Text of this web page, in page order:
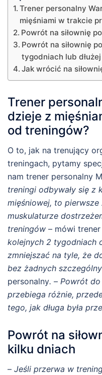
Trener personalny
mięśniami w trakcie
Powrót na siłownię
Powrót na siłownię
tygodniach lub dłużej
Jak wrócić na
Trener
dzieje z
od treningów?
O to, jak na trenujący
treningach, pytamy
nam trener personalny
treningi odbywały się z
mięśniowej, to pierwsze
muskulaturze
treningów – mówi
kolejnych 2 tygodniach
zmniejszać na tyle, że
bez żadnych
personalny. – Powrót
przebiega różnie,
tego, jak długa była
Powrót na
kilku dniach
– Jeśli przerwa w